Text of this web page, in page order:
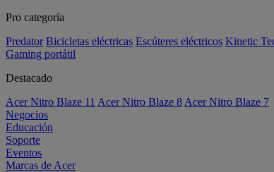
Pro categoría
Predator Bicicletas eléctricas Escúteres eléctricos Kinetic
Gaming portátil
Destacado
Acer Nitro Blaze 11 Acer Nitro Blaze 8 Acer Nitro Blaze 7
Negocios
Educación
Soporte
Eventos
Marcas de Acer